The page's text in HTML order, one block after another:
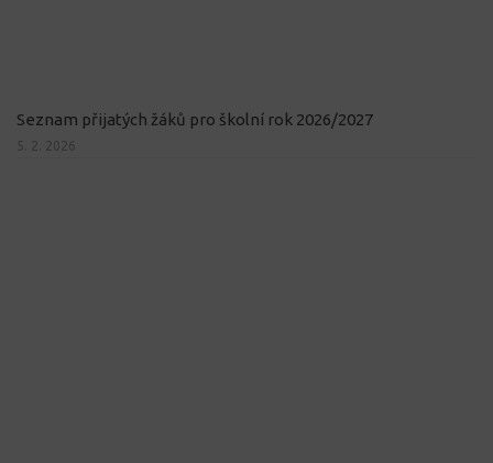
Seznam přijatých žáků pro školní rok 2026/2027
5. 2. 2026